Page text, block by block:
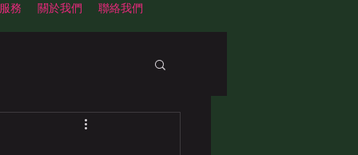
務 關於我們 聯絡我們